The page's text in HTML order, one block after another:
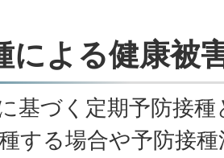
による健康被
基づく定期予防接
する場合や予防接